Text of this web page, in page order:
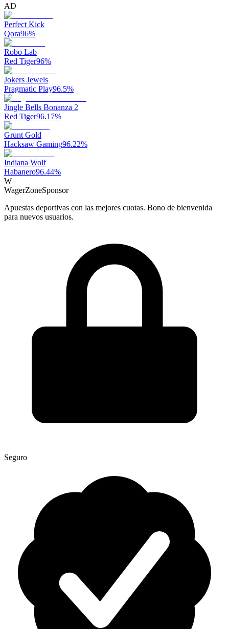
AD
Perfect Kick
Qora96%
Robo Lab
Red Tiger96%
Jokers Jewels
Pragmatic Play96.5%
Jingle Bells Bonanza 2
Red Tiger96.17%
Grunt Gold
Hacksaw Gaming96.22%
Indiana Wolf
Habanero96.44%
W
WagerZoneSponsor
Apuestas deportivas con las mejores cuotas. Bono de bienvenida
para nuevos usuarios.
Seguro